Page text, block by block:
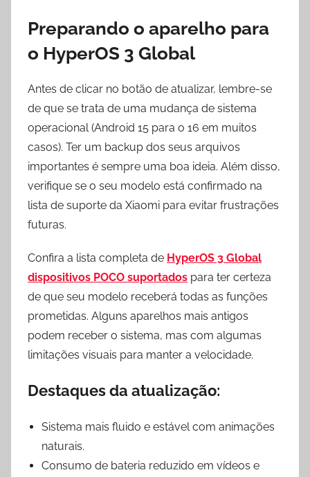
Preparando o aparelho para
o HyperOS 3 Global
Antes de clicar no botão de atualizar, lembre-se
de que se trata de uma mudança de sistema
operacional (Android 15 para o 16 em muitos
casos). Ter um backup dos seus arquivos
importantes é sempre uma boa ideia. Além disso,
verifique se o seu modelo está confirmado na
lista de suporte da Xiaomi para evitar frustrações
futuras.
Confira a lista completa de HyperOS 3 Global
dispositivos POCO suportados para ter certeza
de que seu modelo receberá todas as funções
prometidas. Alguns aparelhos mais antigos
podem receber o sistema, mas com algumas
limitações visuais para manter a velocidade.
Destaques da atualização:
Sistema mais fluido e estável com animações
naturais.
Consumo de bateria reduzido em vídeos e